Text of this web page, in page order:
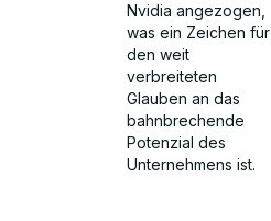
Nvidia angezogen,
was ein Zeichen für
den weit
verbreiteten
Glauben an das
bahnbrechende
Potenzial des
Unternehmens ist.